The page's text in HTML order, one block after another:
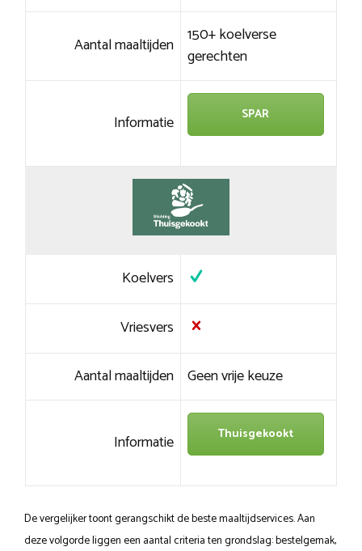
Aantal maaltijden 150+ koelverse
gerechten
Informatie SPAR
Koelvers
Vriesvers
Aantal maaltijden Geen vrije keuze
Informatie Thuisgekookt
De vergelijker toont gerangschikt de beste maaltijdservices. Aan
deze volgorde liggen een aantal criteria ten grondslag: bestelgemak,